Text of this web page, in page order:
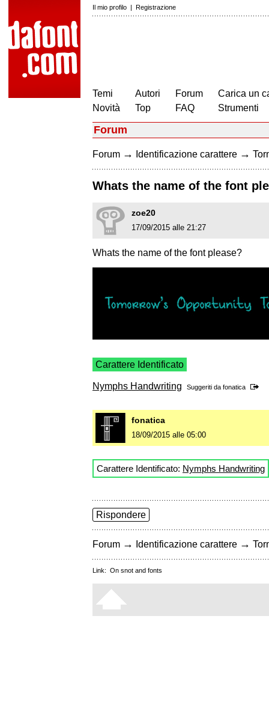
Il mio profilo | Registrazione
Temi
Novità
Autori
Top
Forum
FAQ
Carica un
Strumenti
Forum
Forum → Identificazione carattere →
Whats the name of the font
zoe20
17/09/2015 alle 21:27
Whats the name of the font please?
Carattere Identificato
Nymphs Handwriting Suggeriti da fonatica
fonatica
18/09/2015 alle 05:00
Carattere Identificato: Nymphs Handwriting
Rispondere
Forum → Identificazione carattere →
Link: On snot and fonts